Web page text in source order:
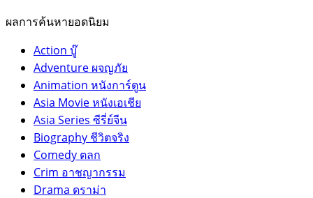
ผลการค้นหายอดนิยม
Action บู๊
Adventure ผจญภัย
Animation หนังการ์ตูน
Asia Movie หนังเอเชีย
Asia Series ซีรี่ย์จีน
Biography ชีวิตจริง
Comedy ตลก
Crim อาชญากรรม
Drama ดราม่า